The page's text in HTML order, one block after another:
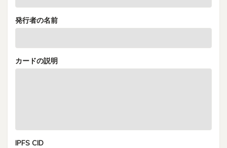
発行者の名前
カードの説明
IPFS CID